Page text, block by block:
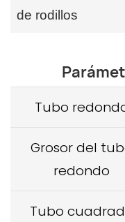
de rodillos
Tubo
Grosor del
redondo
Tubo